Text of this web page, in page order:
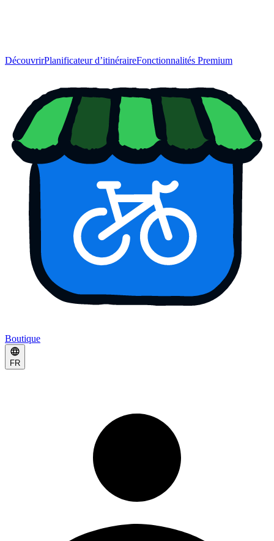
DécouvrirPlanificateur d’itinéraireFonctionnalités Premium
Boutique
FR